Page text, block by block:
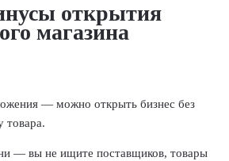
открытия
магазина
— можно открыть бизнес без
товара.
— вы не ищите поставщиков, товары